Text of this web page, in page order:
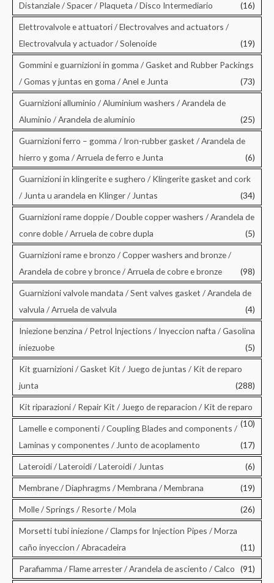
Distanziale / Spacer / Plaqueta / Disco Intermediario (16)
Elettrovalvole e attuatori / Electrovalves and actuators /
Electrovalvula y actuador / Solenoide
(19)
Gommini e guarnizioni in gomma / Gasket and Rubber Packings
/ Gomas y juntas en goma / Anel e Junta
(73)
Guarnizioni alluminio / Aluminium washers / Arandela de
Aluminio / Arandela de aluminio
(25)
Guarnizioni ferro – gomma / Iron-rubber gasket / Arandela de
hierro y goma / Arruela de ferro e Junta
(6)
Guarnizioni in klingerite e sughero / Klingerite gasket and cork
/ Junta u arandela en Klinger / Juntas
(34)
Guarnizioni rame doppie / Double copper washers / Arandela de
conre doble / Arruela de cobre dupla
(5)
Guarnizioni rame e bronzo / Copper washers and bronze /
Arandela de cobre y bronce / Arruela de cobre e bronze
(98)
Guarnizioni valvole mandata / Sent valves gasket / Arandela de
valvula / Arruela de valvula
(4)
Iniezione benzina / Petrol Injections / Inyeccion nafta / Gasolina
iniezuobe
(5)
Kit guarnizioni / Gasket Kit / Juego de juntas / Kit de reparo
junta
(288)
Kit riparazioni / Repair Kit / Juego de reparacion / Kit de reparo
(10)
Lamelle e componenti / Coupling Blades and components /
Laminas y componentes / Junto de acoplamento
(17)
Lateroidi / Lateroidi / Lateroidi / Juntas (6)
Membrane / Diaphragms / Membrana / Membrana (19)
Molle / Springs / Resorte / Mola (26)
Morsetti tubi iniezione / Clamps for Injection Pipes / Morza
caño inyeccion / Abracadeira
(11)
Parafiamma / Flame arrester / Arandela de asciento / Calco (91)